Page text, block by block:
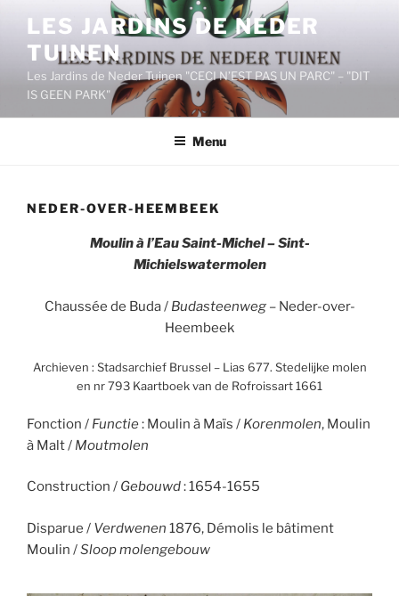
contenu
principal
LES JARDINS DE NEDER
TUINEN
Les Jardins de Neder Tuinen "CECI N’EST PAS UN PARC" – "DIT
IS GEEN PARK"
Menu
NEDER-OVER-HEEMBEEK
Moulin à l’Eau Saint-Michel – Sint-
Michielswatermolen
Chaussée de Buda / Budasteenweg– Neder-over-
Heembeek
Archieven : Stadsarchief Brussel – Lias 677. Stedelijke molen
en nr 793 Kaartboek van de Rofroissart 1661
Fonction / Functie: Moulin à Maïs / Korenmolen, Moulin
à Malt / Moutmolen
Construction / Gebouwd: 1654-1655
Disparue / Verdwenen 1876, Démolis le bâtiment
Moulin /Sloop molengebouw